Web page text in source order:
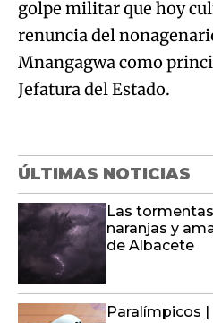
golpe militar que hoy
renuncia del
Mnangagwa como
Jefatura del Estado.
ÚLTIMAS NOTICIAS
Las
naranjas y
de Albacete
Paralímpicos |